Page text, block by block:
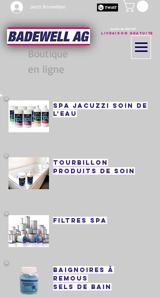
Jetzt Anmelden
Boutique
en ligne
à partir de 200 CHF
Livraison gratuite
spa jacuzzi soin de
l'eau
tourbillon
produits de soin
filtres spa
baignoires à
remous
sels de bain